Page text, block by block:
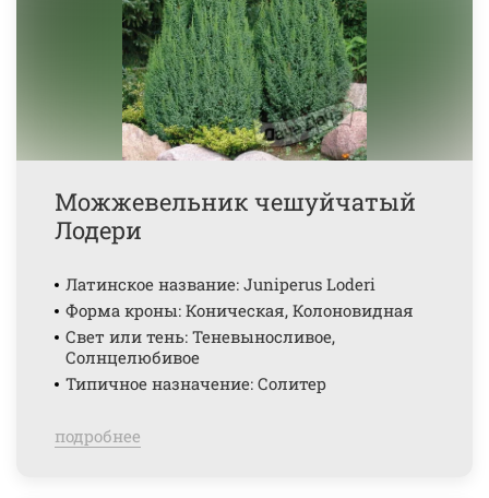
Можжевельник чешуйчатый
Лодери
Латинское название: Juniperus Loderi
Форма кроны: Коническая, Колоновидная
Свет или тень: Теневыносливое,
Солнцелюбивое
Типичное назначение: Солитер
подробнее